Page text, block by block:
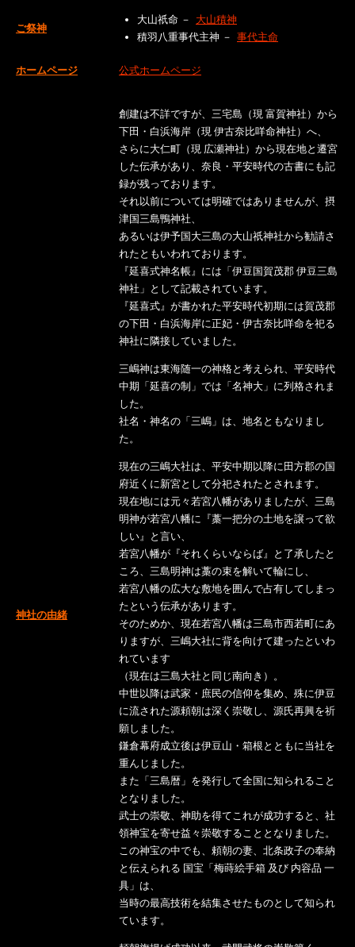
ご祭神
大山祇命 － 大山積神
積羽八重事代主神 － 事代主命
ホームページ 公式ホームページ
神社の由緒
創建は不詳ですが、三宅島（現 富賀神社）から
下田・白浜海岸（現 伊古奈比咩命神社）へ、
さらに大仁町（現 広瀬神社）から現在地と遷宮
した伝承があり、奈良・平安時代の古書にも記
録が残っております。
それ以前については明確ではありませんが、摂
津国三島鴨神社、
あるいは伊予国大三島の大山祇神社から勧請さ
れたともいわれております。
『延喜式神名帳』には「伊豆国賀茂郡 伊豆三島
神社」として記載されています。
『延喜式』が書かれた平安時代初期には賀茂郡
の下田・白浜海岸に正妃・伊古奈比咩命を祀る
神社に隣接していました。
三嶋神は東海随一の神格と考えられ、平安時代
中期「延喜の制」では「名神大」に列格されま
した。
社名・神名の「三嶋」は、地名ともなりまし
た。
現在の三嶋大社は、平安中期以降に田方郡の国
府近くに新宮として分祀されたとされます。
現在地には元々若宮八幡がありましたが、三島
明神が若宮八幡に『藁一把分の土地を譲って欲
しい』と言い、
若宮八幡が『それくらいならば』と了承したと
ころ、三島明神は藁の束を解いて輪にし、
若宮八幡の広大な敷地を囲んで占有してしまっ
たという伝承があります。
そのためか、現在若宮八幡は三島市西若町にあ
りますが、三嶋大社に背を向けて建ったといわ
れています
（現在は三島大社と同じ南向き）。
中世以降は武家・庶民の信仰を集め、殊に伊豆
に流された源頼朝は深く崇敬し、源氏再興を祈
願しました。
鎌倉幕府成立後は伊豆山・箱根とともに当社を
重んじました。
また「三島暦」を発行して全国に知られること
となりました。
武士の崇敬、神助を得てこれが成功すると、社
領神宝を寄せ益々崇敬することとなりました。
この神宝の中でも、頼朝の妻、北条政子の奉納
と伝えられる 国宝「梅蒔絵手箱 及び 内容品 一
具」は、
当時の最高技術を結集させたものとして知られ
ています。